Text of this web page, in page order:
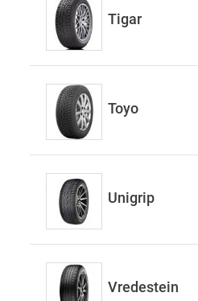
Tigar
Toyo
Unigrip
Vredestein